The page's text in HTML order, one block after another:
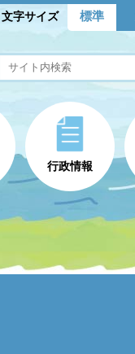
文字サイズ 標準
行政情報